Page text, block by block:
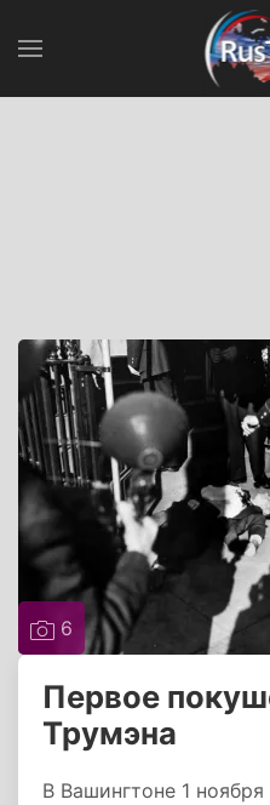
6
Первое
Трумэна
В Вашингтоне 1